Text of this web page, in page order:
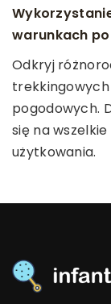
Jak wybrać
Wybierz t-
okazję.
kolor i
w różnych
Tworzenie
noworodka:
wskazówki
Dowiedz się,
dla
praktyczne
warunkach
Odkryj
pogodowych.
się na
użytkowania.